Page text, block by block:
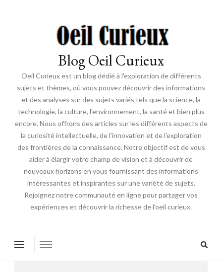
Blog Oeil Curieux
Oeil Curieux est un blog dédié à l'exploration de différents
sujets et thèmes, où vous pouvez découvrir des informations
et des analyses sur des sujets variés tels que la science, la
technologie, la culture, l'environnement, la santé et bien plus
encore. Nous offrons des articles sur les différents aspects de
la curiosité intellectuelle, de l'innovation et de l'exploration
des frontières de la connaissance. Notre objectif est de vous
aider à élargir votre champ de vision et à découvrir de
nouveaux horizons en vous fournissant des informations
intéressantes et inspirantes sur une variété de sujets.
Rejoignez notre communauté en ligne pour partager vos
expériences et découvrir la richesse de l'oeil curieux.